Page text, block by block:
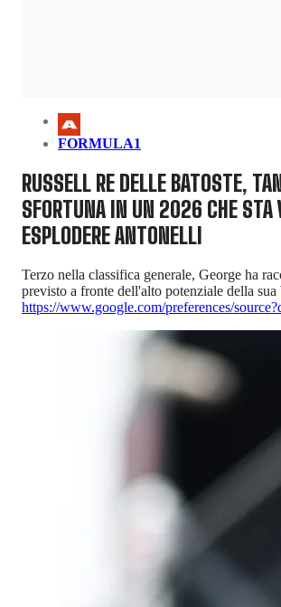
FORMULA1
RUSSELL RE DELLE BATOSTE,
SFORTUNA IN UN 2026 CHE STA
ESPLODERE ANTONELLI
Terzo nella classifica generale, George ha
previsto a fronte dell'alto potenziale della sua
https://www.google.com/preferences/